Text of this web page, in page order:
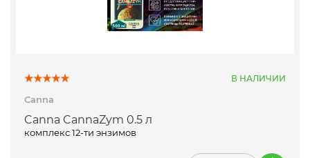
В НАЛИЧИИ
Canna
Canna CannaZym 0.5 л
комплекс 12-ти энзимов